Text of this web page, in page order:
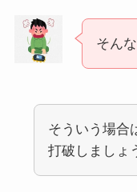
そん
そういう場合
打破しましょ